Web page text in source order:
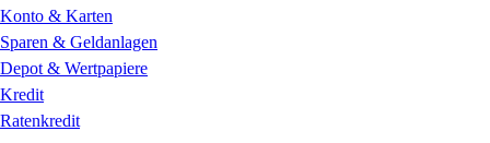
Konto & Karten
Sparen & Geldanlagen
Depot & Wertpapiere
Kredit
Ratenkredit